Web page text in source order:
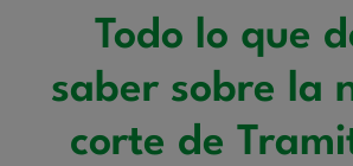
Todo lo que
saber sobre la
corte de